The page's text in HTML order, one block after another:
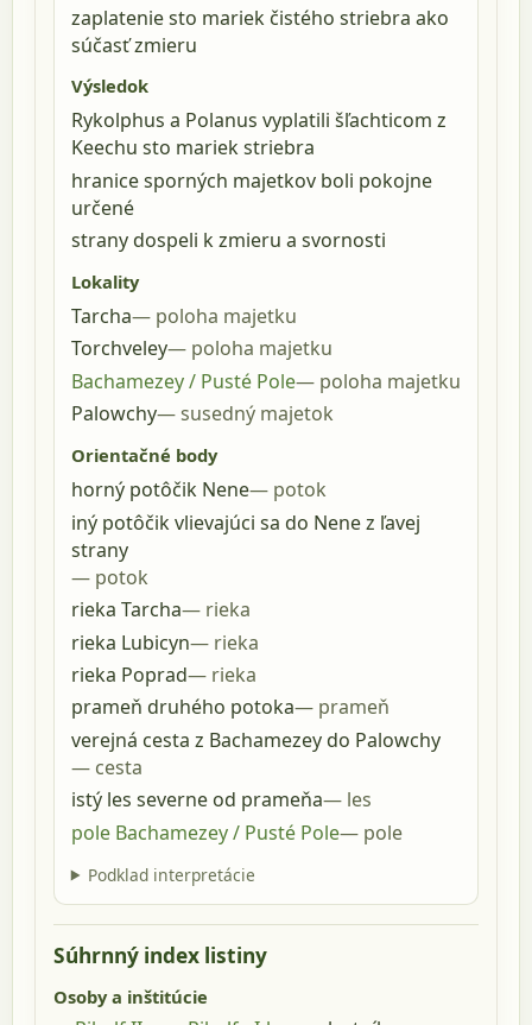
zaplatenie sto mariek čistého striebra ako
súčasť zmieru
Výsledok
Rykolphus a Polanus vyplatili šľachticom z
Keechu sto mariek striebra
hranice sporných majetkov boli pokojne
určené
strany dospeli k zmieru a svornosti
Lokality
Tarcha
poloha majetku
Torchveley
poloha majetku
Bachamezey / Pusté Pole
poloha majetku
Palowchy
susedný majetok
Orientačné body
horný potôčik Nene
potok
iný potôčik vlievajúci sa do Nene z ľavej
strany
potok
rieka Tarcha
rieka
rieka Lubicyn
rieka
rieka Poprad
rieka
prameň druhého potoka
prameň
verejná cesta z Bachamezey do Palowchy
cesta
istý les severne od prameňa
les
pole Bachamezey / Pusté Pole
pole
Podklad interpretácie
Súhrnný index listiny
Osoby a inštitúcie